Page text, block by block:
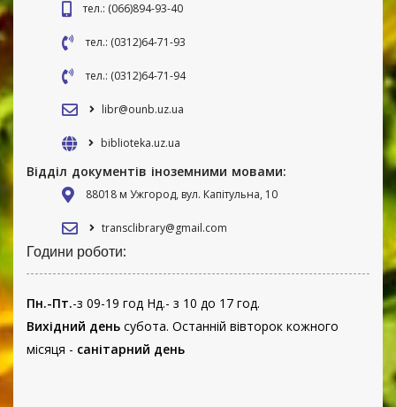
тел.: (066)894-93-40
тел.: (0312)64-71-93
тел.: (0312)64-71-94
libr@ounb.uz.ua
biblioteka.uz.ua
Відділ документів іноземними мовами:
88018 м Ужгород, вул. Капітульна, 10
transclibrary@gmail.com
Години роботи:
Пн.-Пт.-з 09-19 год Нд.- з 10 до 17 год.
Вихідний день субота. Останній вівторок кожного
місяця - санітарний день